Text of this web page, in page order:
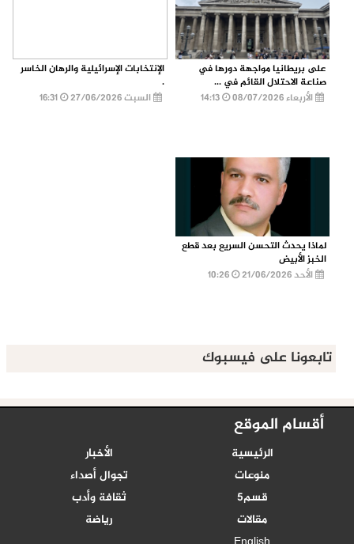
على بريطانيا مواجهة دورها في
صناعة الاحتلال القائم في ...
الأربعاء 08/07/2026
الإنتخابات الإسرائيلية والرهان الخاسر
.
السبت 27/06/2026
16:31
لماذا يحدث التحسن السريع بعد قطع
الخبز الأبيض
الأحد 21/06/2026
تابعونا على فيسبوك
أقسام الموقع
الرئيسية
الأخبار
منوعات
تجوال أصداء
قسم5
ثقافة وأدب
مقالات
رياضة